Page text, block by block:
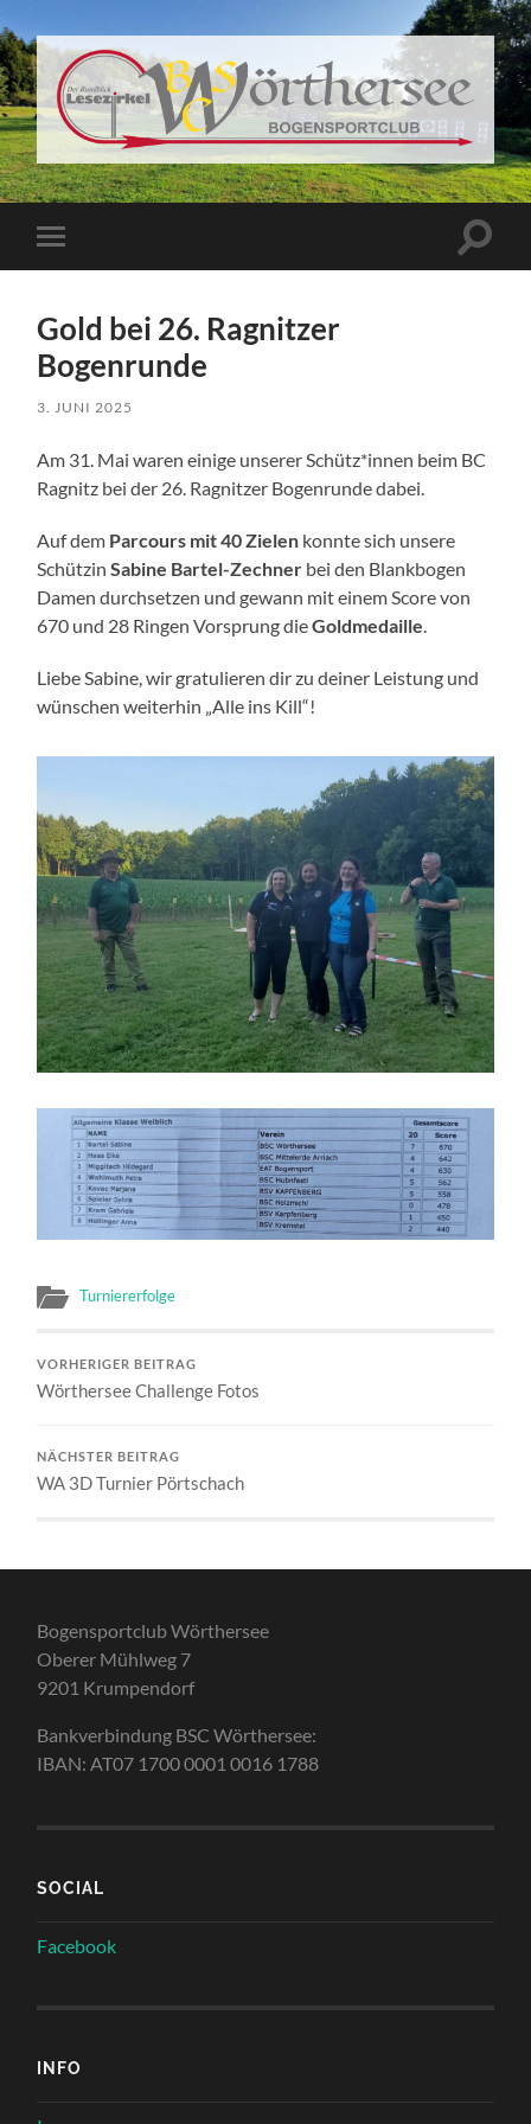
BSC
Wörthersee
Menü
Gold bei 26. Ragnitzer
Bogenrunde
3. JUNI 2025
Am 31. Mai waren einige unserer Schütz*innen beim BC
Ragnitz bei der 26. Ragnitzer Bogenrunde dabei.
Auf dem Parcours mit 40 Zielen konnte sich unsere
SchützinSabine Bartel-Zechner bei den Blankbogen
Damen durchsetzen und gewann mit einem Score von
670 und 28 Ringen Vorsprung dieGoldmedaille.
Liebe Sabine, wir gratulieren dir zu deiner Leistung und
wünschen weiterhin „Alle ins Kill“!
Turniererfolge
VORHERIGER BEITRAG
Wörthersee Challenge Fotos
NÄCHSTER BEITRAG
WA 3D Turnier Pörtschach
Bogensportclub Wörthersee
Oberer Mühlweg 7
9201 Krumpendorf
Bankverbindung BSC Wörthersee:
IBAN: AT07 1700 0001 0016 1788
SOCIAL
Facebook
INFO